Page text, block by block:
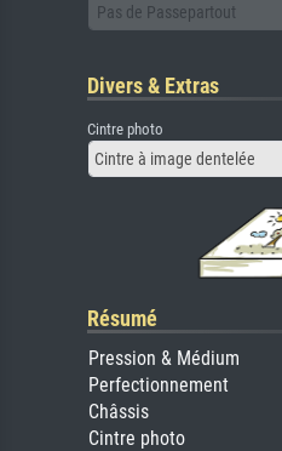
Pas de Passepartout
Divers & Extras
Cintre photo
Cintre à image dentelée
Résumé
Pression & Médium
Perfectionnement
Châssis
Cintre photo